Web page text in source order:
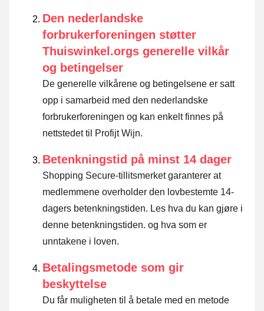
Den nederlandske
forbrukerforeningen støtter
Thuiswinkel.orgs generelle vilkår
og betingelser
De generelle vilkårene og betingelsene er satt
opp i samarbeid med den nederlandske
forbrukerforeningen og kan enkelt finnes på
nettstedet til Profijt Wijn.
Betenkningstid på minst 14 dager
Shopping Secure-tillitsmerket garanterer at
medlemmene overholder den lovbestemte 14-
dagers betenkningstiden. Les hva du kan gjøre i
denne betenkningstiden. og hva som er
unntakene i loven.
Betalingsmetode som gir
beskyttelse
Du får muligheten til å betale med en metode